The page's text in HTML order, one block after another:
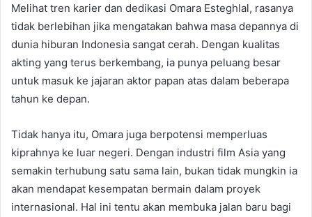
Melihat tren karier dan dedikasi Omara Esteghlal, rasanya
tidak berlebihan jika mengatakan bahwa masa depannya di
dunia hiburan Indonesia sangat cerah. Dengan kualitas
akting yang terus berkembang, ia punya peluang besar
untuk masuk ke jajaran aktor papan atas dalam beberapa
tahun ke depan.
Tidak hanya itu, Omara juga berpotensi memperluas
kiprahnya ke luar negeri. Dengan industri film Asia yang
semakin terhubung satu sama lain, bukan tidak mungkin ia
akan mendapat kesempatan bermain dalam proyek
internasional. Hal ini tentu akan membuka jalan baru bagi